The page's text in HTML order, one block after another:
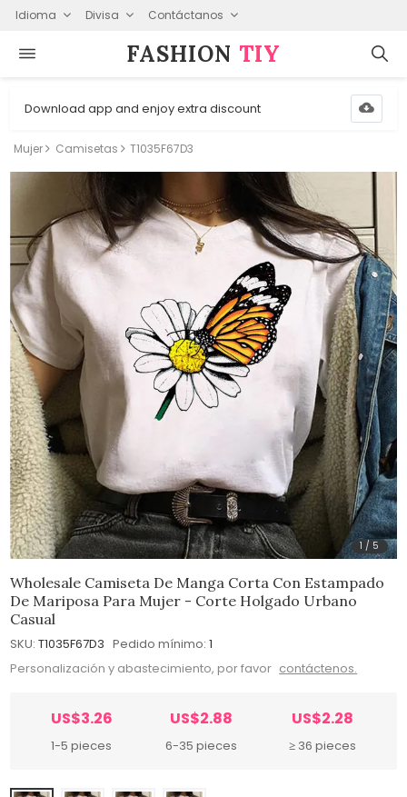
Idioma Divisa Contáctanos
FASHION⁠ TIY
Download app and enjoy extra discount
Mujer Camisetas T1035F67D3
1 / 5
Wholesale Camiseta De Manga Corta Con Estampado
De Mariposa Para Mujer - Corte Holgado Urbano
Casual
SKU: T1035F67D3 Pedido mínimo: 1
Personalización y abastecimiento, por favor contáctenos.
US$3.26
1-5 pieces
US$2.88
6-35 pieces
US$2.28
≥ 36 pieces